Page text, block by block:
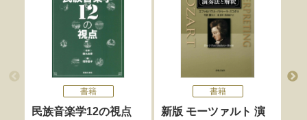
書籍
民族音楽学12の視点
書籍
新版 モーツァルト 演